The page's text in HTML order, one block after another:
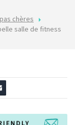
chères
salle de fitness